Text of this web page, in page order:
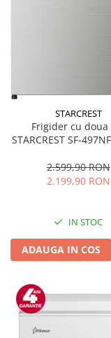
STARCREST
Frigider cu doua
STARCREST SF-
Inverter, Clasa E,
Functie super racire,
2.599,90 RON
2.199,90 RON
IN STOC
ADAUGA IN COS